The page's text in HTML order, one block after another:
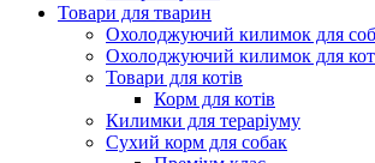
Товари для тварин
Охолоджуючий килимок для
Охолоджуючий килимок для
Товари для котів
Корм для котів
Килимки для тераріуму
Сухий корм для собак